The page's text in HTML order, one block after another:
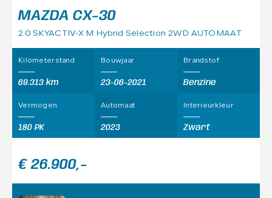
MAZDA CX-30
2.0 SKYACTIV-X M Hybrid Selection 2WD AUTOMAAT
Kilometerstand
69.313 km
Bouwjaar
23-06-2021
Brandstof
Benzine
Vermogen
180 PK
Automaat
2023
Interieurkleur
Zwart
€ 26.900,-